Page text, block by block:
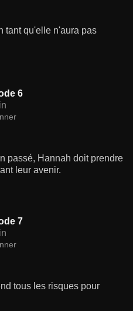
tant qu'elle n'aura pas
6
passé, Hannah doit prendre
leur avenir.
7
tous les risques pour